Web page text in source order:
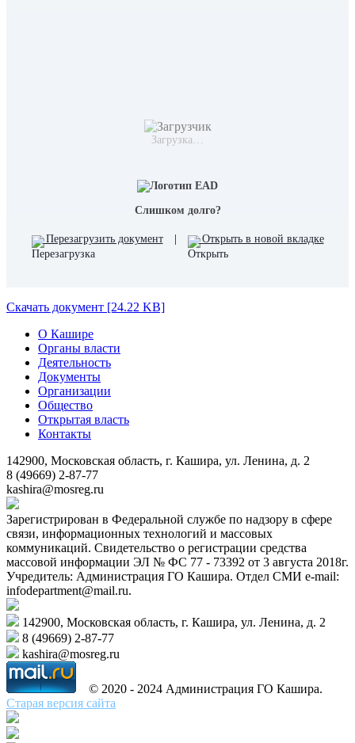
Загрузка…
Слишком долго?
Перезагрузить документ Открыть в новой вкладке
Скачать документ [24.22 KB]
О Кашире
Органы власти
Деятельность
Документы
Организации
Общество
Открытая власть
Контакты
142900, Московская область, г. Кашира, ул. Ленина, д. 2
8 (49669) 2-87-77
kashira@mosreg.ru
Зарегистрирован в Федеральной службе по надзору в сфере
связи, информационных технологий и массовых
коммуникаций. Свидетельство о регистрации средства
массовой информации ЭЛ № ФС 77 - 73392 от 3 августа 2018г.
Учредитель: Администрация ГО Кашира. Отдел СМИ e-mail:
infodepartment@mail.ru.
142900, Московская область, г. Кашира, ул. Ленина, д. 2
8 (49669) 2-87-77
kashira@mosreg.ru
© 2020 - 2024 Администрация ГО Кашира.
Старая версия сайта